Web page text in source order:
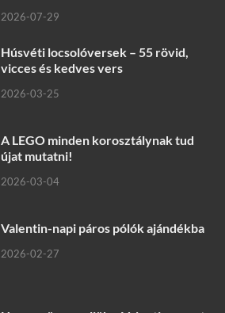
2026-07-29
Húsvéti locsolóversek – 55 rövid,
vicces és kedves vers
2026-03-25
A LEGO minden korosztálynak tud
újat mutatni!
2026-03-04
Valentin-napi páros pólók ajándékba
2026-02-27